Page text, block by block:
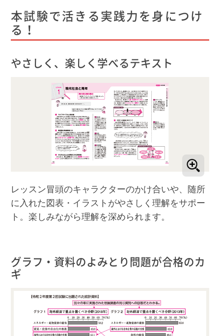
本試験で活きる実践力を身につけ
る！
やさしく、楽しく学べるテキスト
レッスン冒頭のキャラクターのかけ合いや、随所
に入れた図表・イラストがやさしく理解をサポー
ト。楽しみながら理解を深められます。
グラフ・資料のよみとり問題が合格のカ
ギ